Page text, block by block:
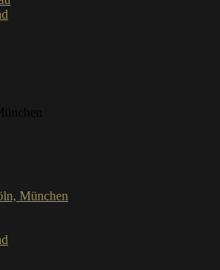
München